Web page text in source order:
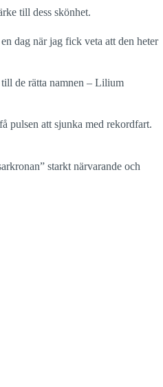
till dess skönhet.
dag när jag fick veta att den heter
de rätta namnen – Lilium
pulsen att sjunka med rekordfart.
starkt närvarande och